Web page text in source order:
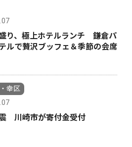
り、極上ホテルランチ 鎌倉パ
ルで贅沢ブッフェ＆季節の会席
幸区
川崎市が寄付金受付